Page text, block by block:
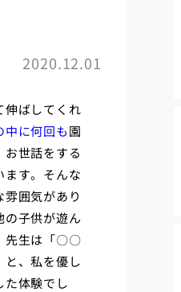
2020.12.01
伸ばしてくれ
中に何回も園
世話をする
ます。そんな
囲気があり
の子供が遊ん
先生は「〇〇
と、私を優し
た体験でし